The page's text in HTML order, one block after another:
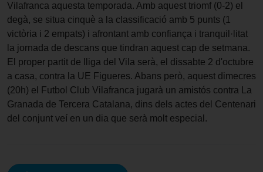
Vilafranca aquesta temporada. Amb aquest triomf (0-2) el
degà, se situa cinquè a la classificació amb 5 punts (1
victòria i 2 empats) i afrontant amb confiança i tranquil·litat
la jornada de descans que tindran aquest cap de setmana.
El proper partit de lliga del Vila serà, el dissabte 2 d'octubre
a casa, contra la UE Figueres. Abans però, aquest dimecres
(20h) el Futbol Club Vilafranca jugarà un amistós contra La
Granada de Tercera Catalana, dins dels actes del Centenari
del conjunt veí en un dia que serà molt especial.